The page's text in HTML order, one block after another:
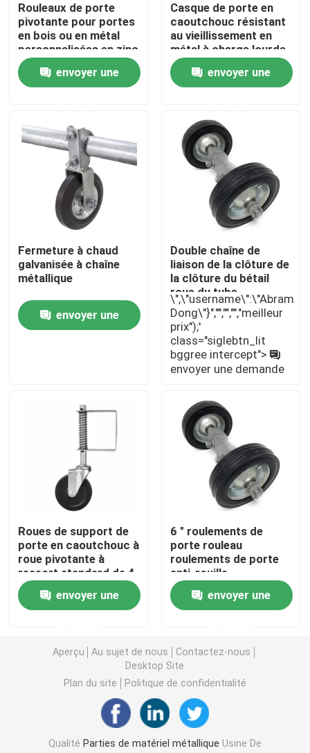
Aperçu
Produits
Vidéos
A propos de nous
Visite d'usine
Contrôle de la qualité
Contact
Organiseur de stockage à domicile
Supports métalliques personnalisés
Matériel de jardinage en métal
Pieds de table métalliques
Connecteurs métalliques en bois
Accessoires audio pour ordinateur
Matériel métallique sur mesure
Rouleaux de porte
pivotante pour portes
en bois ou en métal
personnalisées en zinc
envoyer une
Casque de porte en
caoutchouc résistant
au vieillissement en
métal à charge lourde
avec construction
zincée envoyer une
Fermeture à chaud
galvanisée à chaîne
métallique
envoyer une
Double chaîne de
liaison de la clôture de
la clôture du bétail
roue du tube
métallique porte
pivotante 6 "
\",\"username\":\"Abram
Dong\"}","","","","meilleur
prix");'
class="siglebtn_lit
bggree intercept">
envoyer une demande
Roues de support de
porte en caoutchouc à
roue pivotante à
ressort standard de 4
pouces pour
l'efficacitéenvoyer une
6 " roulements de
porte rouleau
roulements de porte
anti-rouille
envoyer une
Aperçu Au sujet de nous
Contactez-nous
Desktop Site
Plan du site
Politique de confidentialité
Qualité Parties de matériel métallique Usine De